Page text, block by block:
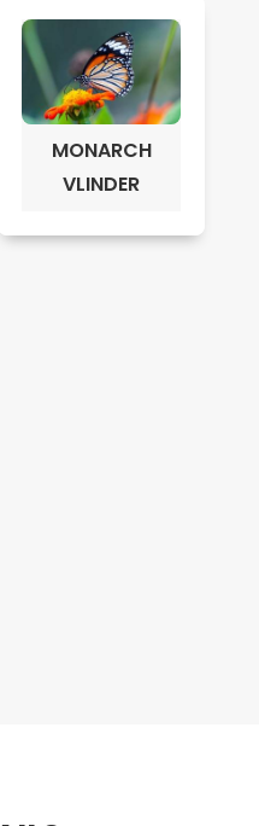
MONARCH
VLINDER